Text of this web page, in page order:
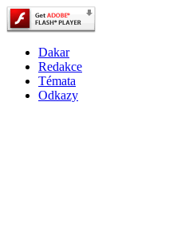
Dakar
Redakce
Témata
Odkazy